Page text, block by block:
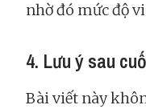
nhờ đó mức độ
4. Lưu ý sau
Bài viết này